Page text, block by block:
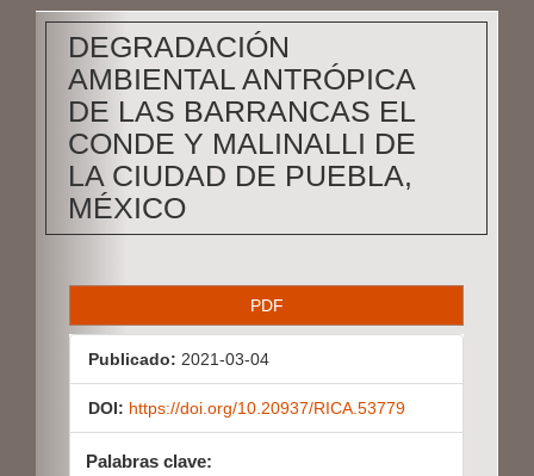
DEGRADACIÓN
AMBIENTAL ANTRÓPICA
DE LAS BARRANCAS EL
CONDE Y MALINALLI DE
LA CIUDAD DE PUEBLA,
MÉXICO
B
a
r
a
PDF
Publicado: 2021-03-04
DOI: https://doi.org/10.20937/RICA.53779
Palabras clave: